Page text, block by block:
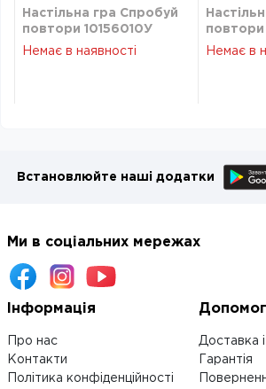
Настільна гра Спробуй
повтори 10156010У
Немає в наявності
повтори
Немає в
Встановлюйте наші додатки
Ми в соціальних мережах
Інформація
Про нас
Контакти
Політика конфіденційності
Доставка
Гарантія